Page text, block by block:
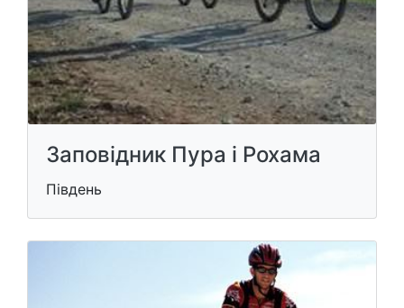
Заповідник Пура і Рохама
Південь